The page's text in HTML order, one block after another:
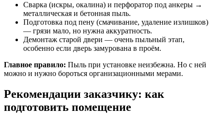
Сварка (искры, окалина) и перфоратор под анкеры →
металлическая и бетонная пыль.
Подготовка под пену (смачивание, удаление излишков)
— грязи мало, но нужна аккуратность.
Демонтаж старой двери — очень пыльный этап,
особенно если дверь замурована в проём.
Главное правило: Пыль при установке неизбежна. Но с ней
можно и нужно бороться организационными мерами.
Рекомендации заказчику: как
подготовить помещение